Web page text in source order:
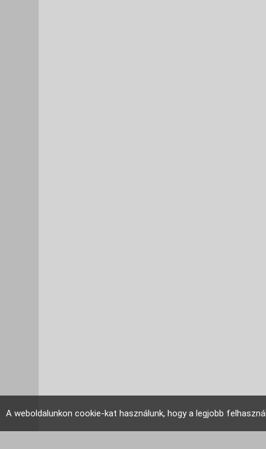
A weboldalunkon cookie-kat használunk, hogy a legjobb